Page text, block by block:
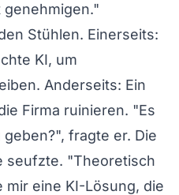
genehmigen."
Stühlen. Einerseits:
KI, um
Anderseits: Ein
Firma ruinieren. "Es
fragte er. Die
seufzte. "Theoretisch
mir eine KI-Lösung, die